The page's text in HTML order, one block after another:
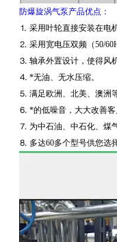
防爆旋涡气泵产品优点：
⒈ 采用叶轮直接安装在电
⒉ 采用宽电压双频（50/
⒊ 轴承外置设计，使得风
⒋ *无油、无水压缩。
⒌ 满足欧洲、北美、澳洲
⒍ *的低噪音，大大改善客
⒎ 为中石油、中石化、煤
⒏ 多达60多个型号供您选